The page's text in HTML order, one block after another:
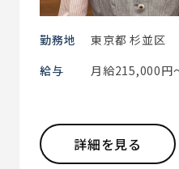
勤務地
東京都 杉並区
給与
月給215,000円
詳細を見る